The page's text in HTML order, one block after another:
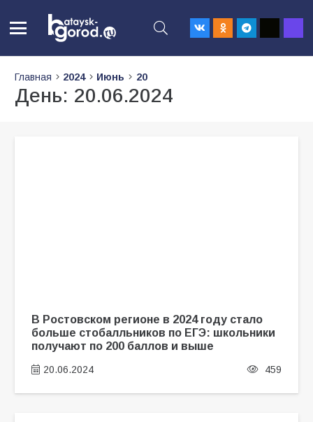
Главная 2024 Июнь 20
День: 20.06.2024
В Ростовском регионе в 2024 году стало
больше стобалльников по ЕГЭ: школьники
получают по 200 баллов и выше
20.06.2024 459